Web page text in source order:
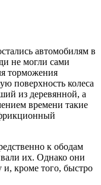
автомобилям в
не могли сами
торможения
поверхность колеса
из деревянной, а
времени такие
к ободам
их. Однако они
кроме того, быстро